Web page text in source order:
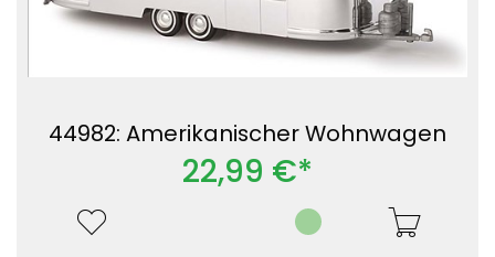
44982: Amerikanischer Wohnwagen
22,99 €*